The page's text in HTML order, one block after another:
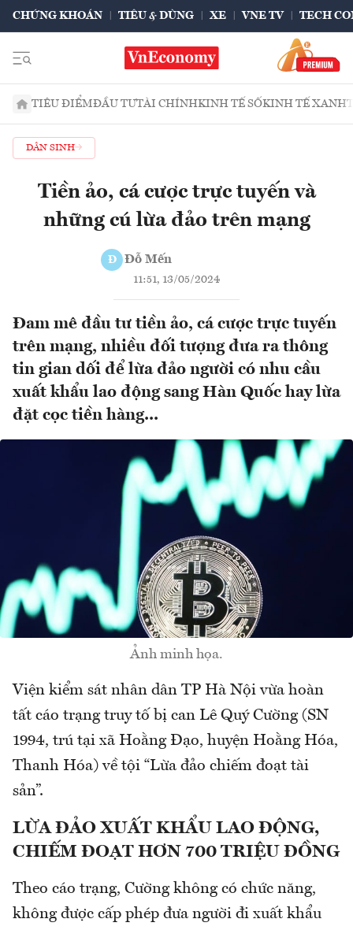
CHỨNG KHOÁN TIÊU & DÙNG XE VNE TV TECH
TIÊU ĐIỂMĐẦU TƯTÀI CHÍNHKINH TẾ SỐKINH TẾ XANH
DÂN SINH
Tiền ảo, cá cược trực tuyến và
những cú lừa đảo trên mạng
Đ Đỗ Mến
11:51, 13/05/2024
Đam mê đầu tư tiền ảo, cá cược trực tuyến
trên mạng, nhiều đối tượng đưa ra thông
tin gian dối để lừa đảo người có nhu cầu
xuất khẩu lao động sang Hàn Quốc hay lừa
đặt cọc tiền hàng...
Ảnh minh họa.
Viện kiểm sát nhân dân TP Hà Nội vừa hoàn
tất cáo trạng truy tố bị can Lê Quý Cường (SN
1994, trú tại xã Hoằng Đạo, huyện Hoằng Hóa,
Thanh Hóa) về tội “Lừa đảo chiếm đoạt tài
sản”.
LỪA ĐẢO XUẤT KHẨU LAO ĐỘNG,
CHIẾM ĐOẠT HƠN 700 TRIỆU ĐỒNG
Theo cáo trạng, Cường không có chức năng,
không được cấp phép đưa người đi xuất khẩu